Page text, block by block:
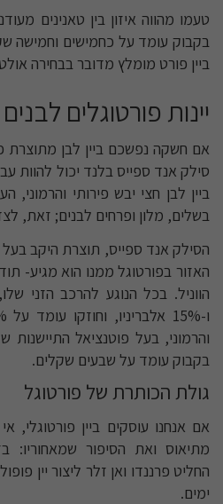
טעמו מהווה איזון בין טאנינים
בקבוק עומד על כחמישים וחמישה
ביין פורט מומלץ מדובר בבחירה
יינות פורטוגלים לבנים
אם חשקה נפשכם ביין לבן מתוצרת
סילק אנד ספייס בלנד יכול להוות
ביין לבן חצי יבש פירותי
בשלים, מלון ופרחים לבנים; זאת,
הסילק אנד ספייס, תוצרת היקב
האזור בפורטוגל ממנו הוא מגיע-
והרמוני, בעל פוטנציאל
בקבוק עומד על שבעים שקלים.
גולת הכותרת של פורטוגל
אם אנחנו עוסקים ביין פורטוגלי,
מתיאוס ואת הסיפור שמאחוריו:
החליט פרננדו ואן זלר ליצור יין
ימים.